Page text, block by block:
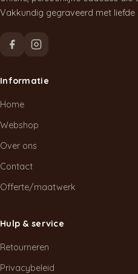
Deze
optie
gekozen
op
de
Vakkundig gegraveerd met
Informatie
Home
Webshop
Over ons
Contact
Offerte/maatwerk
Hulp & service
Retourneren
Privacybeleid